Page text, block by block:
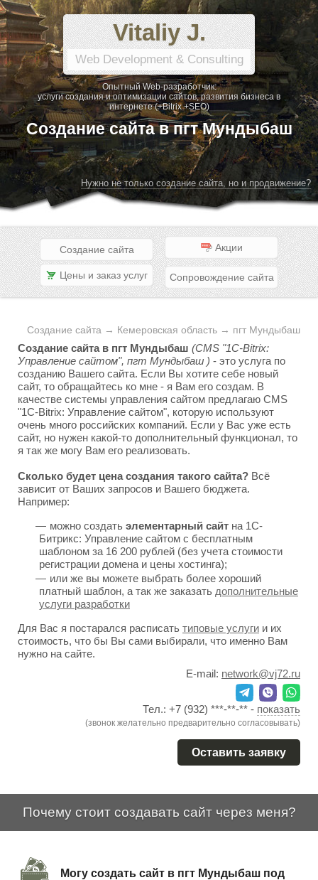
Vitaliy J.
Web Development & Consulting
Опытный Web-разработчик:
услуги создания и оптимизации сайтов, развития бизнеса в
интернете (+Bitrix +SEO)
Создание сайта в пгт Мундыбаш
Нужно не только создание сайта, но и продвижение?
Создание сайта Акции
Цены и заказ услуг Сопровождение сайта
Создание сайта → Кемеровская область → пгт Мундыбаш
Создание сайта в пгт Мундыбаш (CMS "1C-Bitrix:
Управление сайтом", пгт Мундыбаш ) - это услуга по
созданию Вашего сайта. Если Вы хотите себе новый
сайт, то обращайтесь ко мне - я Вам его создам. В
качестве системы управления сайтом предлагаю CMS
"1C-Bitrix: Управление сайтом", которую используют
очень много российских компаний. Если у Вас уже есть
сайт, но нужен какой-то дополнительный функционал, то
я так же могу Вам его реализовать.
Сколько будет цена создания такого сайта? Всё
зависит от Ваших запросов и Вашего бюджета.
Например:
можно создать элементарный сайт на 1С-
Битрикс: Управление сайтом с бесплатным
шаблоном за 16 200 рублей (без учета стоимости
регистрации домена и цены хостинга);
или же вы можете выбрать более хороший
платный шаблон, а так же заказать дополнительные
услуги разработки
Для Вас я постарался расписать типовые услуги и их
стоимость, что бы Вы сами выбирали, что именно Вам
нужно на сайте.
E-mail: network@vj72.ru
Тел.: +7 (932) ***-**-** - показать
(звонок желательно предварительно согласовывать)
Оставить заявку
Почему стоит создавать сайт через меня?
Могу создать сайт в пгт Мундыбаш под